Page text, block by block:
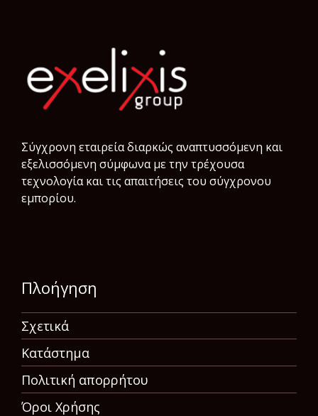
Σύγχρονη εταιρεία διαρκώς αναπτυσσόμενη και
εξελισσόμενη σύμφωνα µε την τρέχουσα
τεχνολογία και τις απαιτήσεις του σύγχρονου
εμπορίου.
Πλοήγηση
Σχετικά
Κατάστημα
Πολιτική απορρήτου
Όροι Χρήσης